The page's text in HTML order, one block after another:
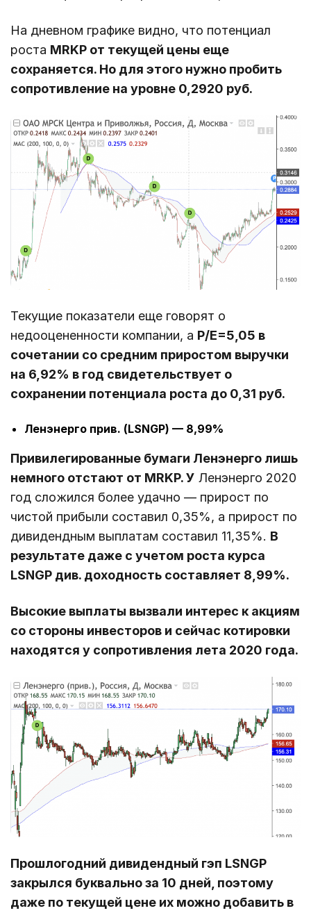
На дневном графике видно, что потенциал
роста MRKP от текущей цены еще
сохраняется. Но для этого нужно пробить
сопротивление на уровне 0,2920 руб.
Текущие показатели еще говорят о
недооцененности компании, а P/E=5,05 в
сочетании со средним приростом выручки
на 6,92% в год свидетельствует о
сохранении потенциала роста до 0,31 руб.
Ленэнерго прив. (LSNGP) — 8,99%
Привилегированные бумаги Ленэнерго лишь
немного отстают от MRKP. У Ленэнерго 2020
год сложился более удачно — прирост по
чистой прибыли составил 0,35%, а прирост по
дивидендным выплатам составил 11,35%. В
результате даже с учетом роста курса
LSNGP див. доходность составляет 8,99%.
Высокие выплаты вызвали интерес к акциям
со стороны инвесторов и сейчас котировки
находятся у сопротивления лета 2020 года.
Прошлогодний дивидендный гэп LSNGP
закрылся буквально за 10 дней, поэтому
даже по текущей цене их можно добавить в